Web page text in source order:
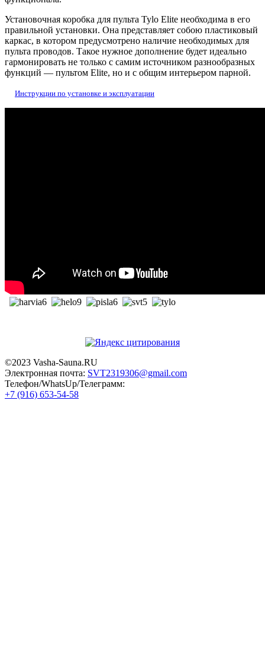
Установочная коробка для пульта Tylo Elite необходима в его
правильной установки. Она представляет собою пластиковый
каркас, в котором предусмотрено наличие необходимых для
пульта проводов. Такое нужное дополнение будет идеально
гармонировать не только с самим источником разнообразных
функций — пультом Elite, но и с общим интерьером парной.
Инструкции по установке и эксплуатации
©2023 Vasha-Sauna.RU
Электронная почта: SVT2319306@gmail.com
Телефон/WhatsUp/Телеграмм:
+7 (916) 653-54-58